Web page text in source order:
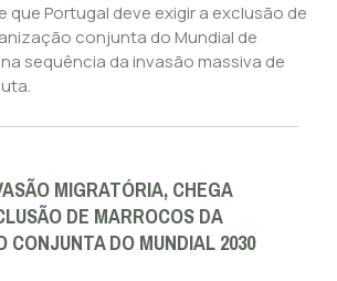
que Portugal deve exigir a exclusão de
conjunta do Mundial de
sequência da invasão massiva de
MIGRATÓRIA, CHEGA
DE MARROCOS DA
CONJUNTA DO MUNDIAL 2030